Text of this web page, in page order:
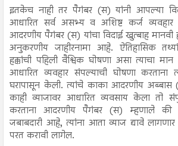
इतकेच नाही तर पैगंबर (स) यांनी आपल्या
आधारित सर्व असभ्य व अशिष्ट कर्ज
आदरणीय पैगंबर (स) यांचा विदाई खुत्बाह मानवी
अनुकरणीय जाहीरनामा आहे. ऐतिहासिक
हक्कांची पहिली वैश्विक घोषणा असा त्याचा
आधारित व्यवहार संपल्याची घोषणा करताना
घरापासून केली. त्यांचे काका आदरणीय अब्बास
काही व्याजावर आधारित व्यवसाय केला तो
करताना आदरणीय पैगंबर (स) म्हणाले की
जबाबदारी आहे, त्यांना आता व्याज द्यावे
परत करावी लागेल.